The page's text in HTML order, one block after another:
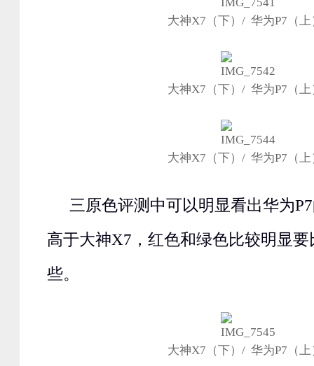
大神X7（下）/ 华为P7（上
大神X7（下）/ 华为P7（上
大神X7（下）/ 华为P7（上
三原色评测中可以明显看出华为
高于大神X7，红色和绿色比较明显
些。
大神X7（下）/ 华为P7（上